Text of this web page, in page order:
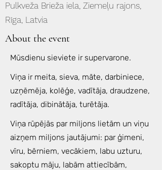
Pulkveža Brieža iela, Ziemeļu rajons,
Rīga, Latvia
About the event
Mūsdienu sieviete ir supervarone.
Viņa ir meita, sieva, māte, darbiniece,
uzņēmēja, kolēģe, vadītāja, draudzene,
radītāja, dibinātāja, turētāja.
Viņa rūpējās par miljons lietām un viņu
aizņem miljons jautājumi: par ģimeni,
vīru, bērniem, vecākiem, labu uzturu,
sakoptu māju, labām attiecībām,